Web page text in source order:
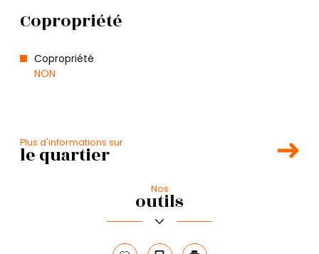
Copropriété
Copropriété
NON
Plus d'informations sur
le quartier
Leaflet
Nos
outils